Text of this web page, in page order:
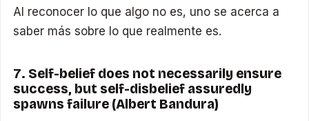
Al reconocer lo que algo no es, uno se acerca a
saber más sobre lo que realmente es.
7. Self-belief does not necessarily ensure
success, but self-disbelief assuredly
spawns failure (Albert Bandura)